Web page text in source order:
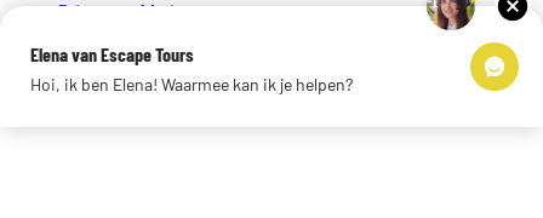
Privacyverklaring
Links
© 2026 Escape Tours
Elena van Escape Tours
Hoi, ik ben Elena! Waarmee kan ik je helpen?